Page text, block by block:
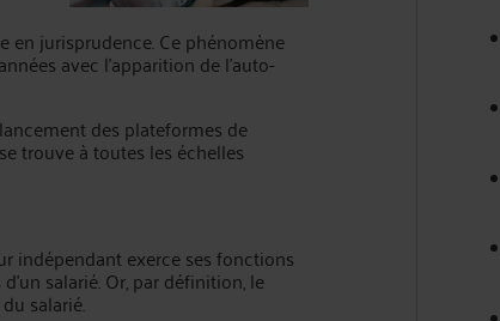
en jurisprudence. Ce phénomène
avec l’apparition de l’auto-
des plateformes de
trouve à toutes les échelles
indépendant exerce ses fonctions
salarié. Or, par définition, le
salarié.